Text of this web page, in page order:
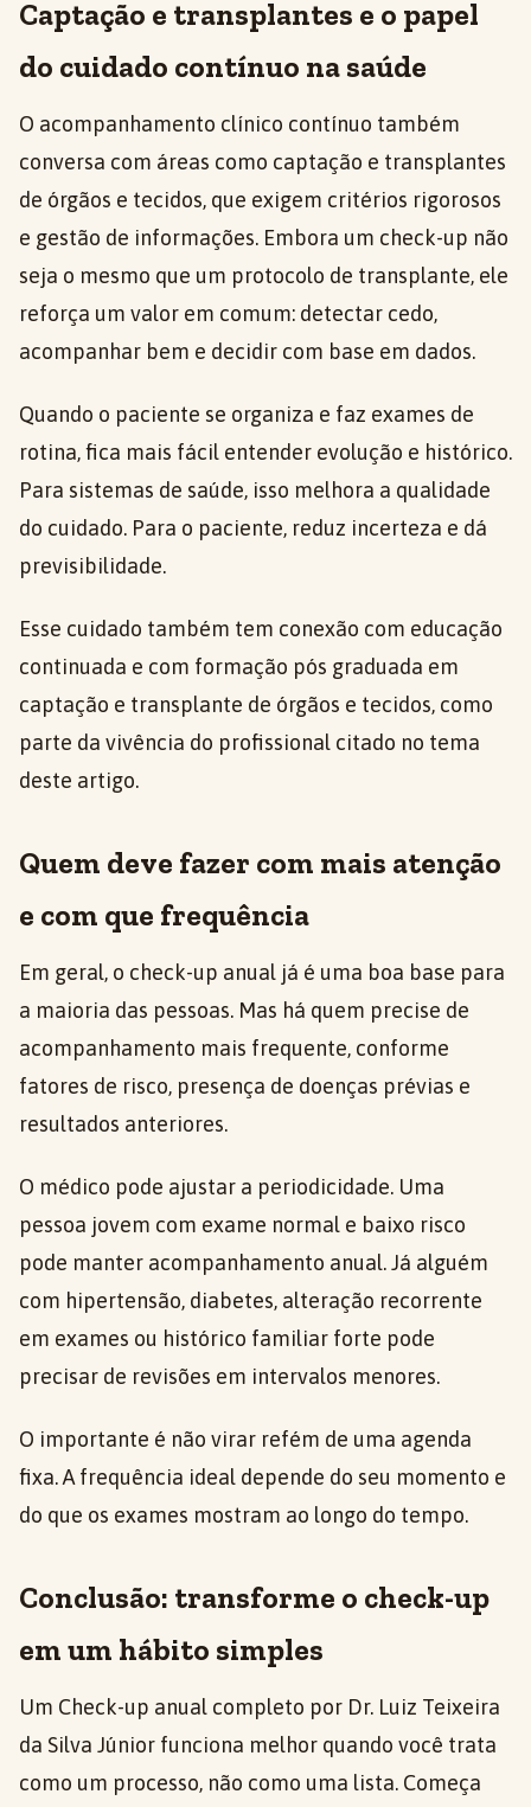
Captação e transplantes e o papel
do cuidado contínuo na saúde
O acompanhamento clínico contínuo também
conversa com áreas como captação e transplantes
de órgãos e tecidos, que exigem critérios rigorosos
e gestão de informações. Embora um check-up não
seja o mesmo que um protocolo de transplante, ele
reforça um valor em comum: detectar cedo,
acompanhar bem e decidir com base em dados.
Quando o paciente se organiza e faz exames de
rotina, fica mais fácil entender evolução e histórico.
Para sistemas de saúde, isso melhora a qualidade
do cuidado. Para o paciente, reduz incerteza e dá
previsibilidade.
Esse cuidado também tem conexão com educação
continuada e com formação pós graduada em
captação e transplante de órgãos e tecidos, como
parte da vivência do profissional citado no tema
deste artigo.
Quem deve fazer com mais atenção
e com que frequência
Em geral, o check-up anual já é uma boa base para
a maioria das pessoas. Mas há quem precise de
acompanhamento mais frequente, conforme
fatores de risco, presença de doenças prévias e
resultados anteriores.
O médico pode ajustar a periodicidade. Uma
pessoa jovem com exame normal e baixo risco
pode manter acompanhamento anual. Já alguém
com hipertensão, diabetes, alteração recorrente
em exames ou histórico familiar forte pode
precisar de revisões em intervalos menores.
O importante é não virar refém de uma agenda
fixa. A frequência ideal depende do seu momento e
do que os exames mostram ao longo do tempo.
Conclusão: transforme o check-up
em um hábito simples
Um Check-up anual completo por Dr. Luiz Teixeira
da Silva Júnior funciona melhor quando você trata
como um processo, não como uma lista. Começa